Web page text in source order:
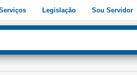
Legislação Sou Servidor